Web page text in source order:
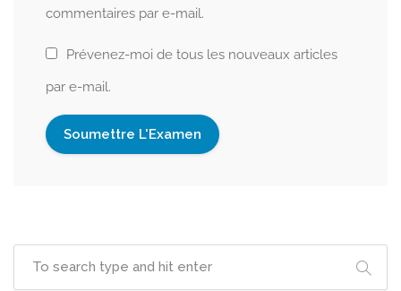
commentaires par e-mail.
Prévenez-moi de tous les nouveaux articles
par e-mail.